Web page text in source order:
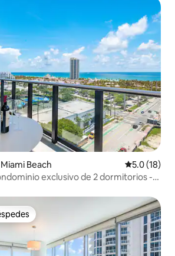
Beach Calificación
5.0 (18)
exclusivo de 2 dormitorios -